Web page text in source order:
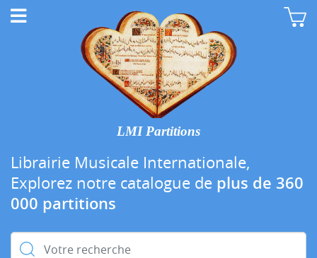
LMI Partitions
Librairie Musicale Internationale,
Explorez notre catalogue de plus de 360
000 partitions
Rechercher :